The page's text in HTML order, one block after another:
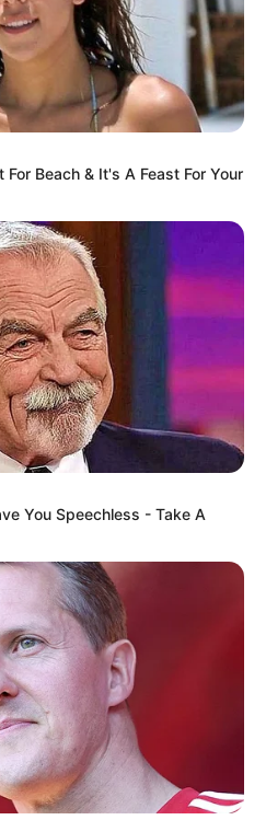
kostenlos
Seite dürfen unter
private und kommerzielle
Weiteres siehe
schon seit Jahrtausenden
anwenden, hatte
Welt gelehrt. Die
ja endlich auch mal
weitere Kalauer
Impressum & Kontakt
Smartphone Startseite
Beach & It's A Feast For Your
You Speechless - Take A